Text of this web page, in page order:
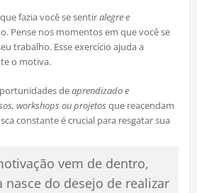
fazia você se sentiralegre e
Pense nos momentos em que você se
trabalho. Esse exercício ajuda a
o motiva.
deaprendizado e
workshops ou projetos que reacendam
constante é crucial para resgatar sua
vem de dentro,
nasce do desejo de realizar